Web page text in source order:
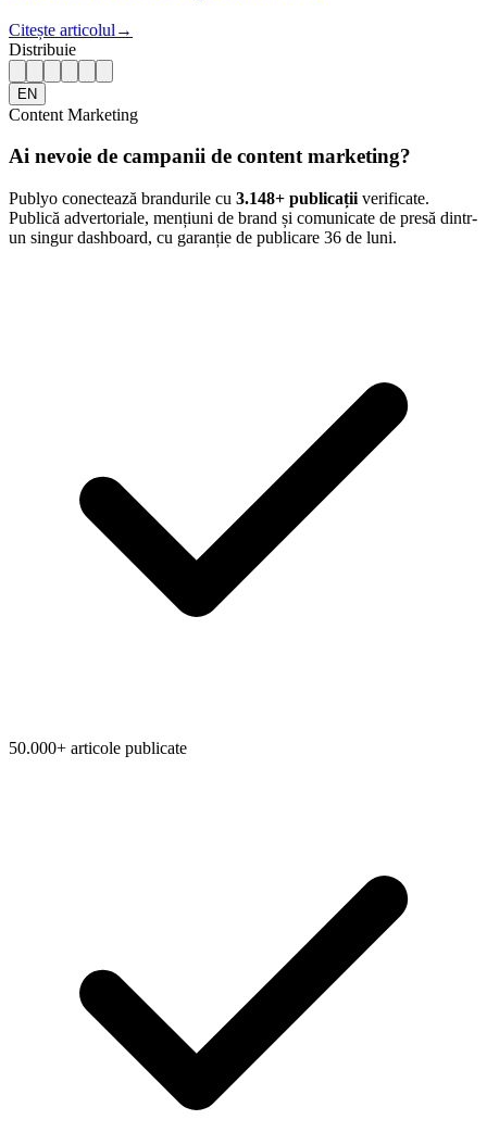
Citește articolul →
Distribuie
EN
Content Marketing
Ai nevoie de campanii de content marketing?
Publyo conectează brandurile cu 3.148+ publicații verificate.
Publică advertoriale, mențiuni de brand și comunicate de presă dintr-
un singur dashboard, cu garanție de publicare 36 de luni.
50.000+ articole publicate